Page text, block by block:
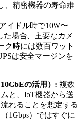
、精密機器の寿命維
イドル時で10W〜
た場合、主要なカメ
ク時には数百ワット
は安全マージンを
の活用）: 複数
と、IoT機器から送
れることを想定する
1Gbps）ではすぐに